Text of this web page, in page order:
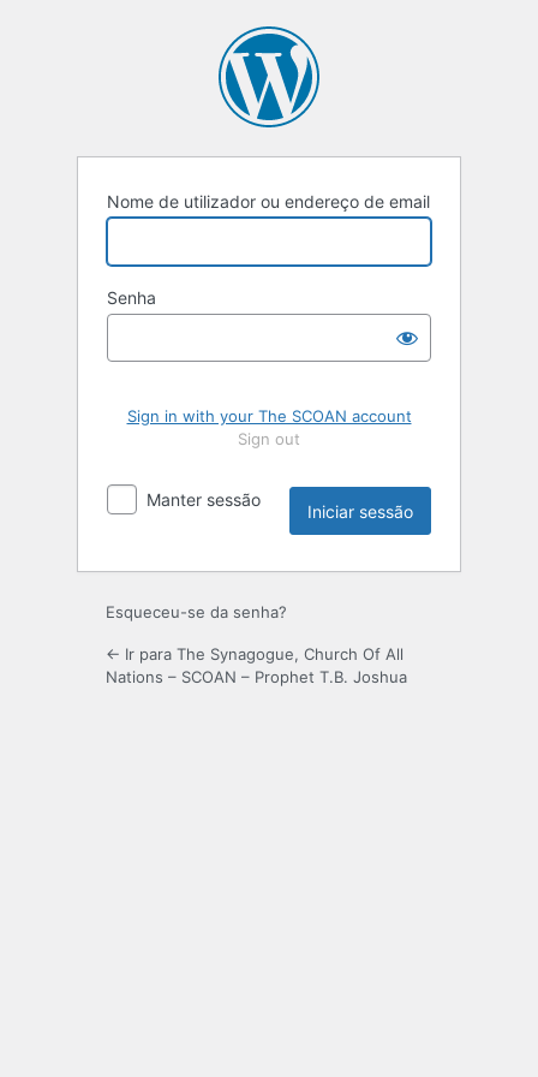
Nome de utilizador ou endereço de email
Senha
Sign in with your The SCOAN account
Sign out
Manter sessão
Esqueceu-se da senha?
← Ir para The Synagogue, Church Of All
Nations – SCOAN – Prophet T.B. Joshua